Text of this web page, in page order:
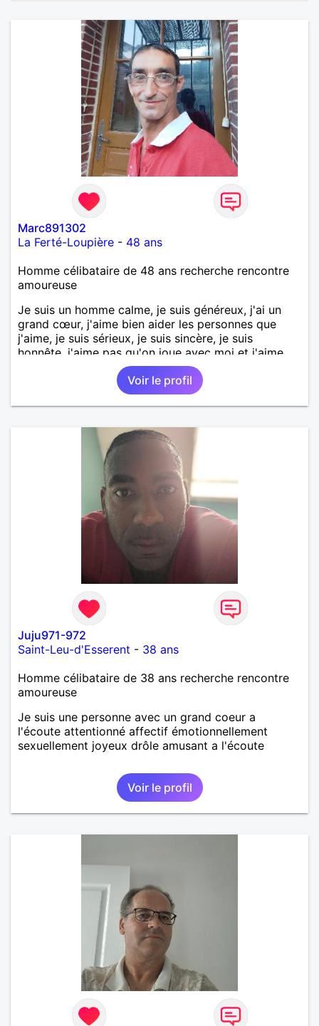
Marc891302
La Ferté-Loupière - 48 ans
Homme célibataire de 48 ans recherche rencontre
amoureuse
Je suis un homme calme, je suis généreux, j'ai un
grand cœur, j'aime bien aider les personnes que
j'aime, je suis sérieux, je suis sincère, je suis
honnête, j'aime pas qu'on joue avec moi et j'aime
pas les mensonges. Je cherche une relation
amoureuse et sérieuse.Voir le profil
Juju971-972
Saint-Leu-d'Esserent - 38 ans
Homme célibataire de 38 ans recherche rencontre
amoureuse
Je suis une personne avec un grand coeur a
l'écoute attentionné affectif émotionnellement
sexuellement joyeux drôle amusant a l'écoute
Voir le profil